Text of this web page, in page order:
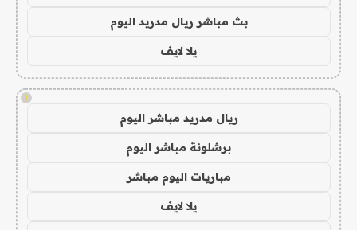
بث مباشر ريال مدريد اليوم
يلا لايف
!
ريال مدريد مباشر اليوم
برشلونة مباشر اليوم
مباريات اليوم مباشر
يلا لايف